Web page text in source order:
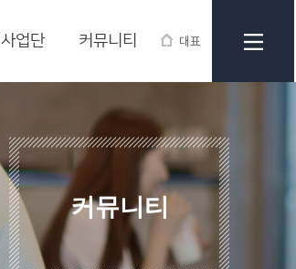
대표
업단 커뮤니티
커뮤니티